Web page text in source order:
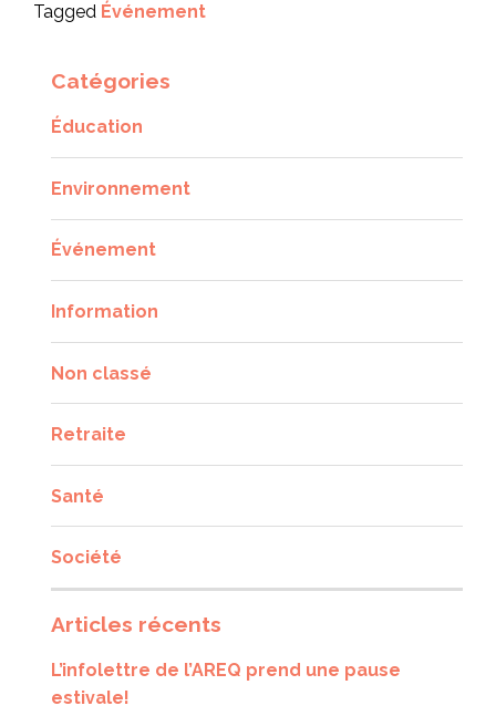
Tagged Événement
Catégories
Éducation
Environnement
Événement
Information
Non classé
Retraite
Santé
Société
Articles récents
L’infolettre de l’AREQ prend une pause
estivale!